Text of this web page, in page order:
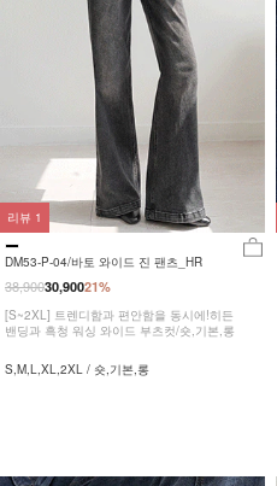
DM53-P-04/바토 와이드 진 팬츠_HR
21%
38,90030,900
[S~2XL] 트렌디함과 편안함을 동시에!히든
밴딩과 흑청 워싱 와이드 부츠컷/숏,기본,롱
S,M,L,XL,2XL / 숏,기본,롱
리뷰 1